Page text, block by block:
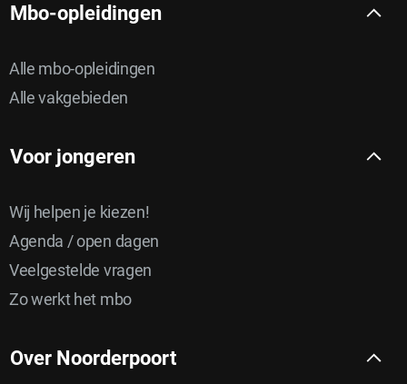
Mbo-opleidingen
Alle mbo-opleidingen
Alle vakgebieden
Voor jongeren
Wij helpen je kiezen!
Agenda / open dagen
Veelgestelde vragen
Zo werkt het mbo
Over Noorderpoort